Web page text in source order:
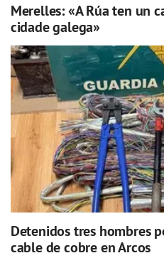
Merelles: «A Rúa ten un
cidade galega»
Detenidos tres hombres
cable de cobre en Arcos